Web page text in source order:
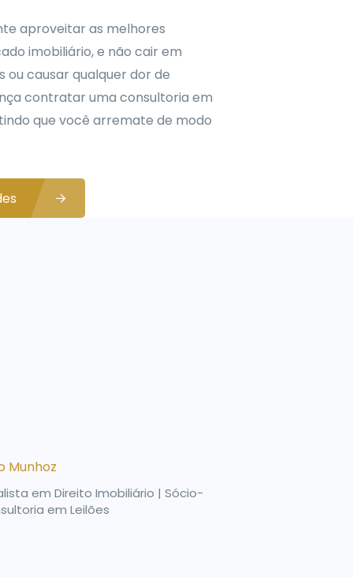
aproveitar as melhores
imobiliário, e não cair em
ou causar qualquer dor de
contratar uma consultoria em
que você arremate de modo
Munhoz
em Direito Imobiliário | Sócio-
em Leilões